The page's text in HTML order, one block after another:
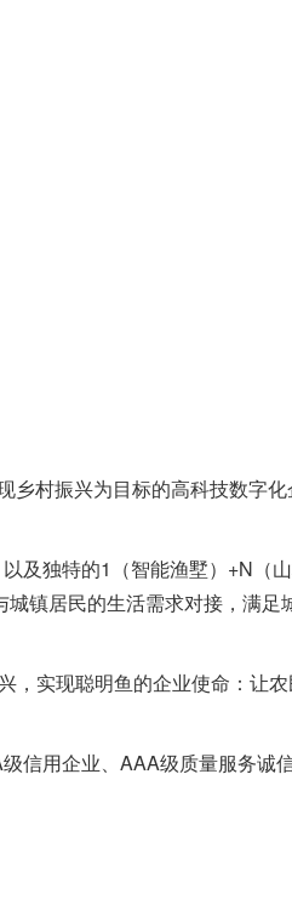
乡村振兴为目标的高科技数字化
及独特的1（智能渔墅）+N（山
镇居民的生活需求对接，满足
，实现聪明鱼的企业使命：让
信用企业、AAA级质量服务诚